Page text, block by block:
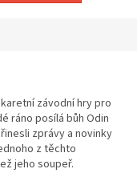
závodní hry pro
ráno posílá bůh Odin
zprávy a novinky
z těchto
jeho soupeř.